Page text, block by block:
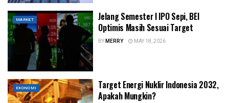
MARKET
Jelang Semester I IPO Sepi, BEI
Optimis Masih Sesuai Target
BYMERRY MAY 18, 2026
EKONOMI
Target Energi Nuklir Indonesia 2032,
Apakah Mungkin?